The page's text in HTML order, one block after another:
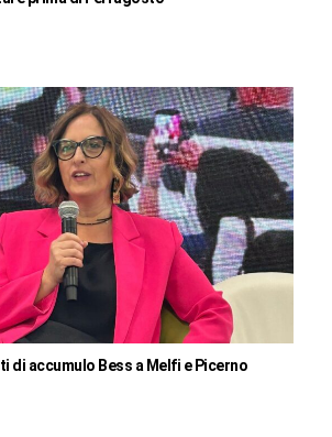
di accumulo Bess a Melfi e Picerno